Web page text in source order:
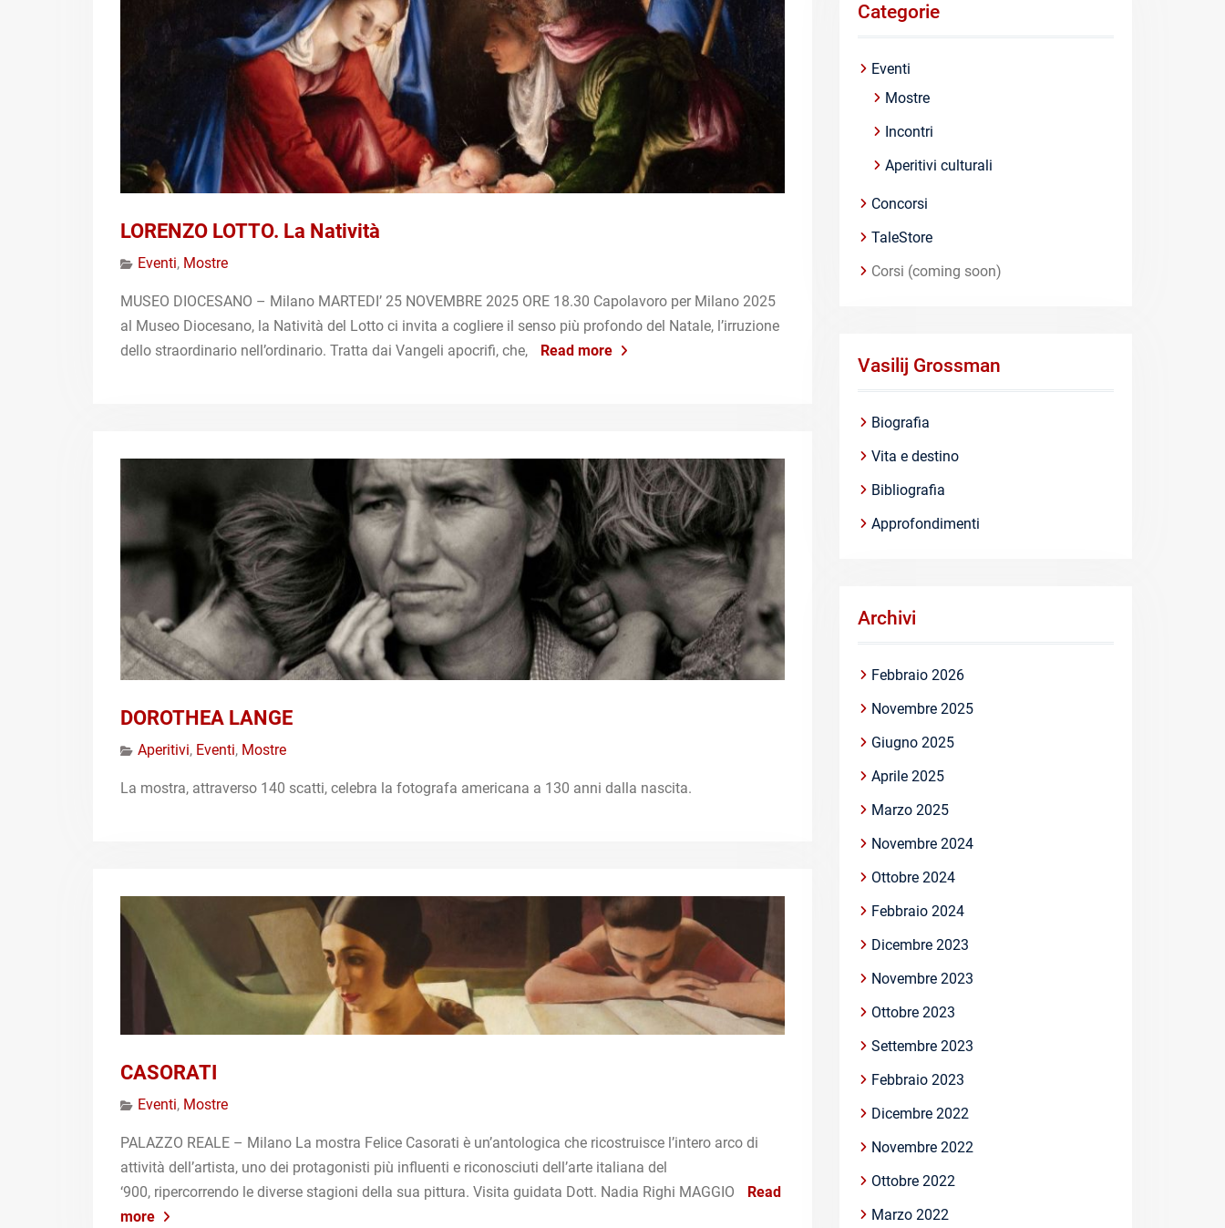
LORENZO LOTTO. La Natività
Eventi, Mostre
MUSEO DIOCESANO – Milano MARTEDI’ 25 NOVEMBRE 2025 ORE 18.30 Capolavoro per Milano 2025
al Museo Diocesano, la Natività del Lotto ci invita a cogliere il senso più profondo del Natale, l’irruzione
dello straordinario nell’ordinario. Tratta dai Vangeli apocrifi, che,
Read more
DOROTHEA LANGE
Aperitivi, Eventi, Mostre
La mostra, attraverso 140 scatti, celebra la fotografa americana a 130 anni dalla nascita.
CASORATI
Eventi, Mostre
PALAZZO REALE – Milano La mostra Felice Casorati è un’antologica che ricostruisce l’intero arco di
attività dell’artista, uno dei protagonisti più influenti e riconosciuti dell’arte italiana del
‘900, ripercorrendo le diverse stagioni della sua pittura. Visita guidata Dott. Nadia Righi MAGGIO
Read
more
Categorie
Eventi
Mostre
Incontri
Aperitivi culturali
Concorsi
TaleStore
Corsi (coming soon)
Vasilij Grossman
Biografia
Vita e destino
Bibliografia
Approfondimenti
Archivi
Febbraio 2026
Novembre 2025
Giugno 2025
Aprile 2025
Marzo 2025
Novembre 2024
Ottobre 2024
Febbraio 2024
Dicembre 2023
Novembre 2023
Ottobre 2023
Settembre 2023
Febbraio 2023
Dicembre 2022
Novembre 2022
Ottobre 2022
Marzo 2022